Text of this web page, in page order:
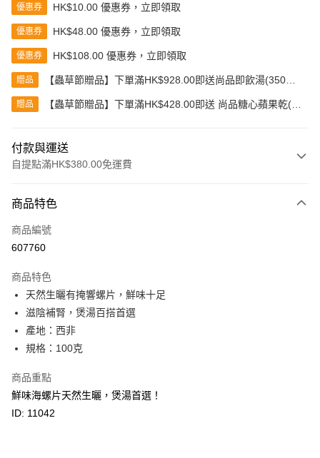
優惠券 HK$10.00 優惠券，立即領取
優惠券 HK$48.00 優惠券，立即領取
優惠券 HK$108.00 優惠券，立即領取
贈品
【蟲草節贈品】下單滿HK$928.00即送尚品即飲湯(350克)
贈品
【蟲草節贈品】下單滿HK$428.00即送 尚品糖心蘋果乾(80
付款與運送
自提點滿HK$380.00免運費
信用卡
Apple Pay
AlipayHK
PayMe
WeChat Pay
BoC Pay
其他轉帳方式
相關說明
商品特色
商品編號
607760
商品特色
天然生曬有掩響螺片，鮮味十足
滋陰補腎，煲湯百搭首選
產地：西非
規格：100克
商品重點
鮮味海螺片天然生曬，煲湯首選！
ID: 11042